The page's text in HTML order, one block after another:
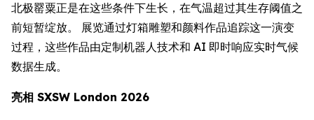
北极罂粟正是在这些条件下生长，在气温超过其生存阈值之
前短暂绽放。 展览通过灯箱雕塑和颜料作品追踪这一演变
过程，这些作品由定制机器人技术和 AI 即时响应实时气候
数据生成。
亮相 SXSW London 2026